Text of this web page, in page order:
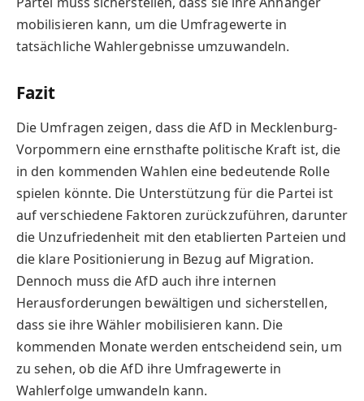
mobilisieren kann, um die Umfragewerte in
tatsächliche Wahlergebnisse umzuwandeln.
Fazit
Die Umfragen zeigen, dass die AfD in Mecklenburg-
Vorpommern eine ernsthafte politische Kraft ist, die
in den kommenden Wahlen eine bedeutende Rolle
spielen könnte. Die Unterstützung für die Partei ist
auf verschiedene Faktoren zurückzuführen, darunter
die Unzufriedenheit mit den etablierten Parteien und
die klare Positionierung in Bezug auf Migration.
Dennoch muss die AfD auch ihre internen
Herausforderungen bewältigen und sicherstellen,
dass sie ihre Wähler mobilisieren kann. Die
kommenden Monate werden entscheidend sein, um
zu sehen, ob die AfD ihre Umfragewerte in
Wahlerfolge umwandeln kann.